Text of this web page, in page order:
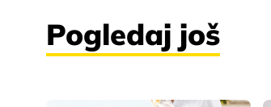
Pogledaj još